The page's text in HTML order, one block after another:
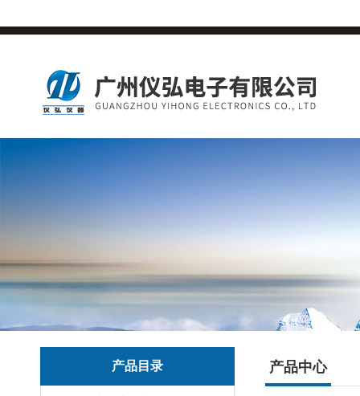
产品目录 产品中心